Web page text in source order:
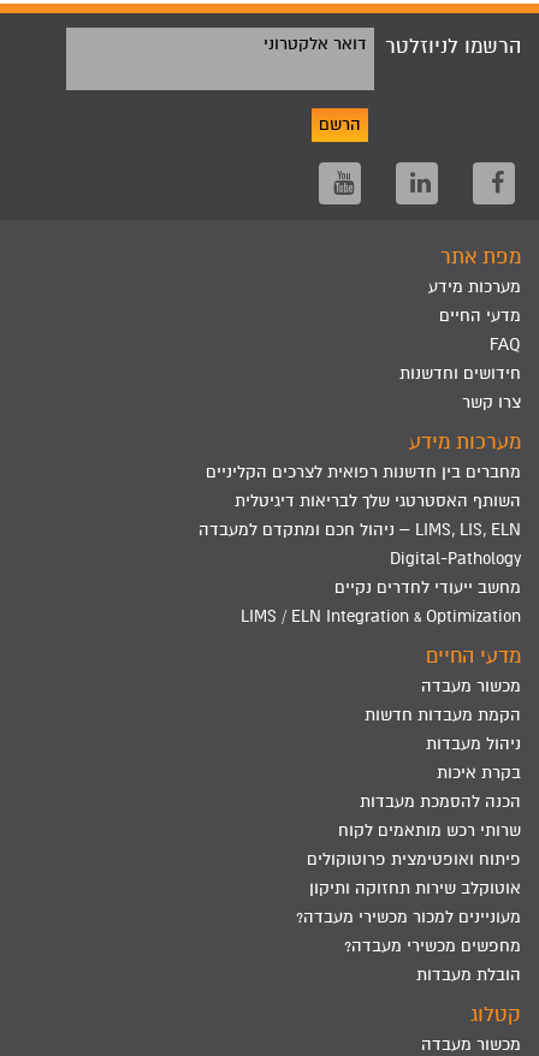
הרשמו לניוזלטר דואר אלקטרוני
הרשם
מפת אתר
מערכות מידע
מדעי החיים
FAQ
חידושים וחדשנות
צרו קשר
מערכות מידע
מחברים בין חדשנות רפואית לצרכים הקליניים
השותף האסטרטגי שלך לבריאות דיגיטלית
LIMS, LIS, ELN – ניהול חכם ומתקדם למעבדה
Digital-Pathology
מחשב ייעודי לחדרים נקיים
LIMS / ELN Integration & Optimization
מדעי החיים
מכשור מעבדה
הקמת מעבדות חדשות
ניהול מעבדות
בקרת איכות
הכנה להסמכת מעבדות
שרותי רכש מותאמים לקוח
פיתוח ואופטימצית פרוטוקולים
אוטוקלב שירות תחזוקה ותיקון
מעוניינים למכור מכשירי מעבדה?
מחפשים מכשירי מעבדה?
הובלת מעבדות
קטלוג
מכשור מעבדה